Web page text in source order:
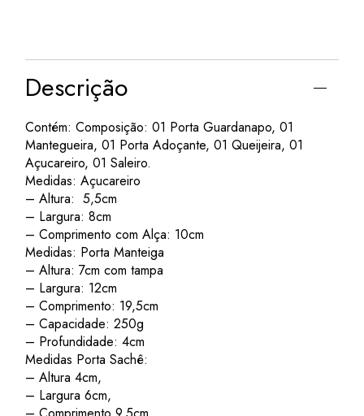
Descrição
Contém: Composição: 01 Porta Guardanapo, 01
Mantegueira, 01 Porta Adoçante, 01 Queijeira, 01
Açucareiro, 01 Saleiro.
Medidas: Açucareiro
– Altura: 5,5cm
– Largura: 8cm
– Comprimento com Alça: 10cm
Medidas: Porta Manteiga
– Altura: 7cm com tampa
– Largura: 12cm
– Comprimento: 19,5cm
– Capacidade: 250g
– Profundidade: 4cm
Medidas Porta Sachê:
– Altura 4cm,
– Largura 6cm,